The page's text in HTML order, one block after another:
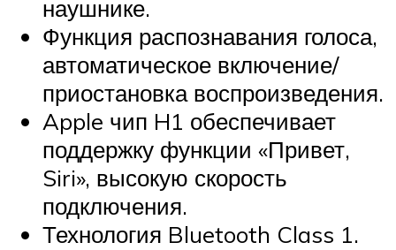
наушнике.
Функция распознавания голоса,
автоматическое включение/
приостановка воспроизведения.
Apple чип H1 обеспечивает
поддержку функции «Привет,
Siri», высокую скорость
подключения.
Технология Bluetooth Class 1.